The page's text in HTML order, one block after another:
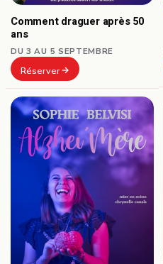
Comment draguer après 50
ans
DU 3 AU 5 SEPTEMBRE
Réserver